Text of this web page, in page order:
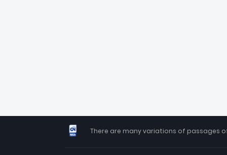
There are many variations of passages